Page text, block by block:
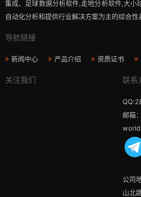
集成、足球数据分析软件,走地分析软件,大小
自动化分析和提供行业解决方案为主的综合性
导航链接
新闻中心 产品介绍 资质证书
关注我们 联系
邮箱：
公司
山北